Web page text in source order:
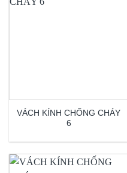
VÁCH KÍNH CHỐNG CHÁY
6